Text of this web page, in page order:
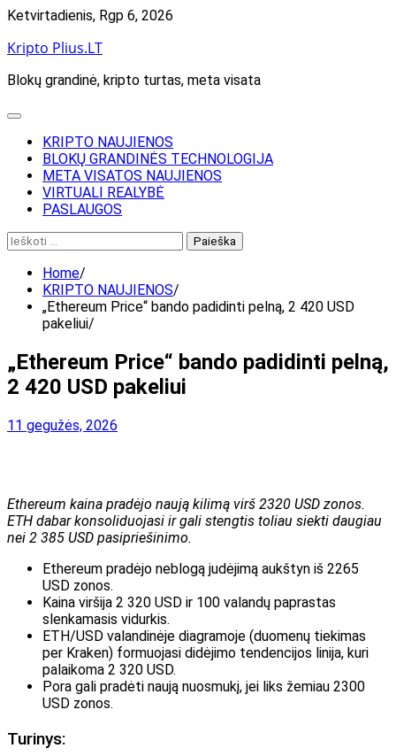
Skip
content
Ketvirtadienis, Rgp 6, 2026
Kripto Plius.LT
Blokų grandinė, kripto turtas, meta visata
KRIPTO NAUJIENOS
BLOKŲ GRANDINĖS TECHNOLOGIJA
META VISATOS NAUJIENOS
VIRTUALI REALYBĖ
PASLAUGOS
Ieškoti:
Home
KRIPTO NAUJIENOS
„Ethereum Price“ bando padidinti pelną, 2 420 USD
pakeliui
„Ethereum Price“ bando padidinti pelną,
2 420 USD pakeliui
11 gegužės, 2026
Ethereum kaina pradėjo naują kilimą virš 2320 USD zonos.
ETH dabar konsoliduojasi ir gali stengtis toliau siekti daugiau
nei 2 385 USD pasipriešinimo.
Ethereum pradėjo neblogą judėjimą aukštyn iš 2265
USD zonos.
Kaina viršija 2 320 USD ir 100 valandų paprastas
slenkamasis vidurkis.
ETH/USD valandinėje diagramoje (duomenų tiekimas
per Kraken) formuojasi didėjimo tendencijos linija, kuri
palaikoma 2 320 USD.
Pora gali pradėti naują nuosmukį, jei liks žemiau 2300
USD zonos.
Turinys: